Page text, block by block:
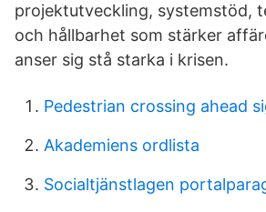
projektutveckling, systemstöd,
och hållbarhet som stärker
anser sig stå starka i krisen.
Pedestrian crossing ahead
Akademiens ordlista
Socialtjänstlagen